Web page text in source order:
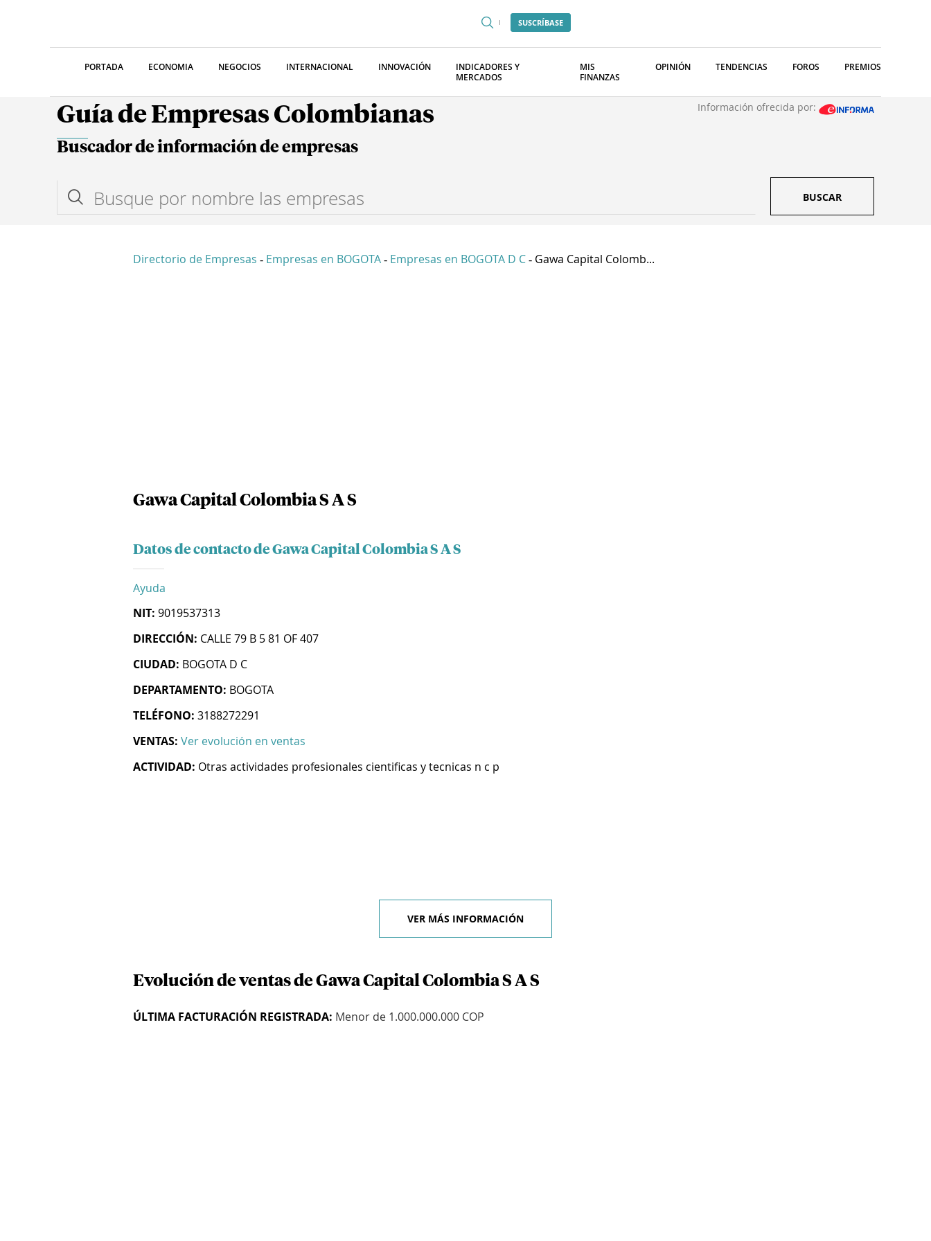
SUSCRÍBASE
PORTADA ECONOMIA NEGOCIOS INTERNACIONAL INNOVACIÓN
INDICADORES Y
MERCADOS
MIS
FINANZAS
OPINIÓN TENDENCIAS FOROS PREMIOS
Guía de Empresas Colombianas Información ofrecida por:
Buscador de información de empresas
BUSCAR
Directorio de Empresas - Empresas en BOGOTA - Empresas en BOGOTA D C - Gawa Capital Colomb...
Gawa Capital Colombia S A S
Datos de contacto de Gawa Capital Colombia S A S
Ayuda
NIT: 9019537313
DIRECCIÓN: CALLE 79 B 5 81 OF 407
CIUDAD: BOGOTA D C
DEPARTAMENTO: BOGOTA
TELÉFONO: 3188272291
VENTAS: Ver evolución en ventas
ACTIVIDAD: Otras actividades profesionales cientificas y tecnicas n c p
VER MÁS INFORMACIÓN
Evolución de ventas de Gawa Capital Colombia S A S
ÚLTIMA FACTURACIÓN REGISTRADA: Menor de 1.000.000.000 COP